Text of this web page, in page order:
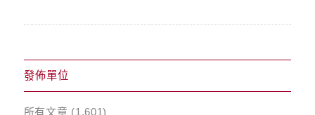
發佈單位
所有文章 (1,601)